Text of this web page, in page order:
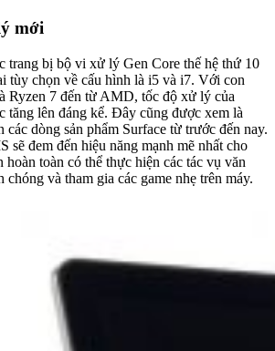
mới
trang bị bộ vi xử lý Gen Core thế hệ thứ 10
tùy chọn về cấu hình là i5 và i7. Với con
Ryzen 7 đến từ AMD, tốc độ xử lý của
tăng lên đáng kể. Đây cũng được xem là
dòng sản phẩm Surface từ trước đến nay.
sẽ đem đến hiệu năng mạnh mẽ nhất cho
hoàn toàn có thể thực hiện các tác vụ văn
chóng và tham gia các game nhẹ trên máy.